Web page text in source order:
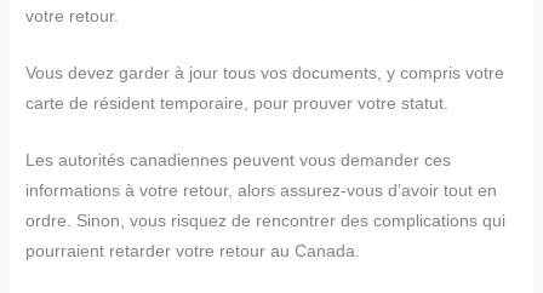
votre retour.
Vous devez garder à jour tous vos documents, y compris votre
carte de résident temporaire, pour prouver votre statut.
Les autorités canadiennes peuvent vous demander ces
informations à votre retour, alors assurez-vous d’avoir tout en
ordre. Sinon, vous risquez de rencontrer des complications qui
pourraient retarder votre retour au Canada.